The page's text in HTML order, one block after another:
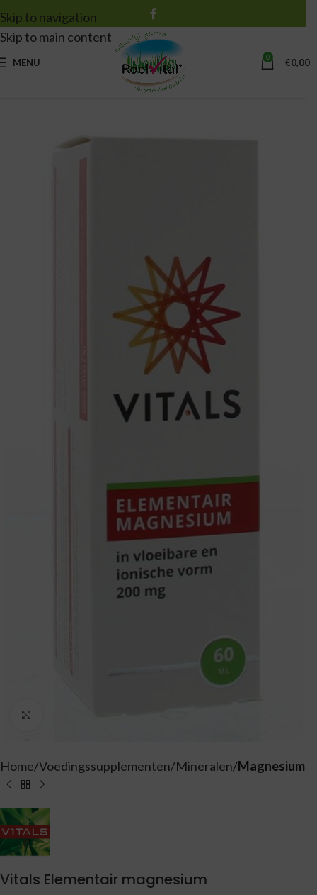
Skip to navigation
Skip to main content
MENU 0 €0,00
Home Voedingssupplementen Mineralen Magnesium
Vitals Elementair magnesium